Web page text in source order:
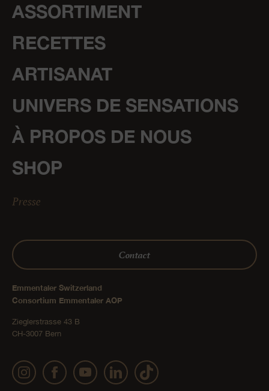
ASSORTIMENT
RECETTES
ARTISANAT
UNIVERS DE SENSATIONS
À PROPOS DE NOUS
SHOP
Presse
Contact
Emmentaler Switzerland
Consortium Emmentaler AOP
Zieglerstrasse 43 B
CH-3007 Bern